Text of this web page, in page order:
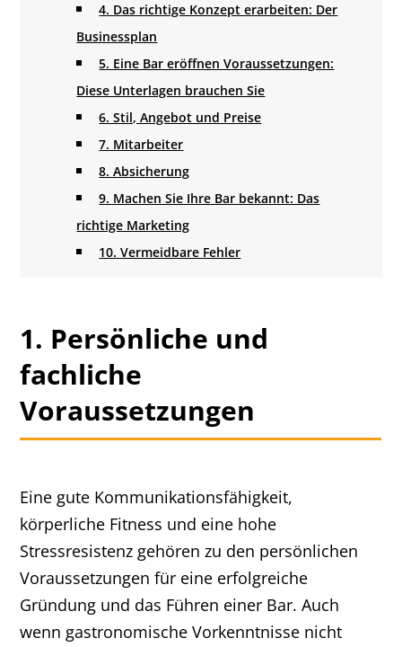
4. Das richtige Konzept erarbeiten: Der
Businessplan
5. Eine Bar eröffnen Voraussetzungen:
Diese Unterlagen brauchen Sie
6. Stil, Angebot und Preise
7. Mitarbeiter
8. Absicherung
9. Machen Sie Ihre Bar bekannt: Das
richtige Marketing
10. Vermeidbare Fehler
1. Persönliche und
fachliche
Voraussetzungen
Eine gute Kommunikationsfähigkeit,
körperliche Fitness und eine hohe
Stressresistenz gehören zu den persönlichen
Voraussetzungen für eine erfolgreiche
Gründung und das Führen einer Bar. Auch
wenn gastronomische Vorkenntnisse nicht